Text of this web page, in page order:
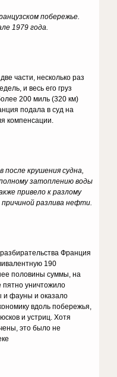
побережье.
1979 года.
части, несколько раз
и весь его груз
200 миль (320 км)
подала в суд на
компенсации.
после крушения судна,
затоплению воды
привело к разлому
причиной разлива нефти.
Франция
190
половины суммы, на
уничтожило
и фауны и оказало
вдоль побережья,
и устриц. Хотя
это было не